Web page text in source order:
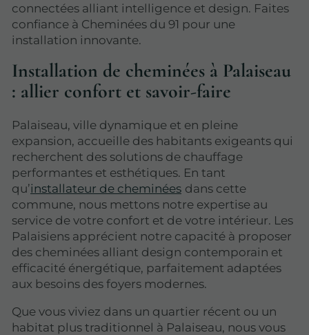
connectées alliant intelligence et design. Faites
confiance à Cheminées du 91 pour une
installation innovante.
Installation de cheminées à Palaiseau
: allier confort et savoir-faire
Palaiseau, ville dynamique et en pleine
expansion, accueille des habitants exigeants qui
recherchent des solutions de chauffage
performantes et esthétiques. En tant
qu’installateur de cheminées dans cette
commune, nous mettons notre expertise au
service de votre confort et de votre intérieur. Les
Palaisiens apprécient notre capacité à proposer
des cheminées alliant design contemporain et
efficacité énergétique, parfaitement adaptées
aux besoins des foyers modernes.
Que vous viviez dans un quartier récent ou un
habitat plus traditionnel à Palaiseau, nous vous